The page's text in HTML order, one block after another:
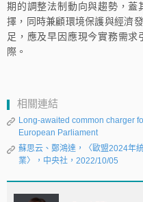
期的調整法制動向與趨勢，蓋
擇，同時兼顧環境保護與經濟
足，應及早因應現今實務需
際。
相關連結
Long-awaited common charger
European Parliament
蘇思云、鄭鴻達，〈歐盟2024年
業〉，中央社，2022/10/05